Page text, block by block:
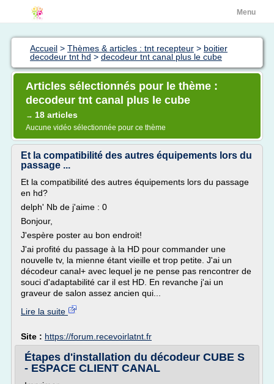
Menu
Accueil > Thèmes & articles : tnt recepteur > boitier
decodeur tnt hd > decodeur tnt canal plus le cube
Articles sélectionnés pour le thème :
decodeur tnt canal plus le cube
→ 18 articles
Aucune vidéo sélectionnée pour ce thème
Et la compatibilité des autres équipements lors du
passage ...
Et la compatibilité des autres équipements lors du passage
en hd?
delph' Nb de j'aime : 0
Bonjour,
J'espère poster au bon endroit!
J'ai profité du passage à la HD pour commander une
nouvelle tv, la mienne étant vieille et trop petite. J'ai un
décodeur canal+ avec lequel je ne pense pas rencontrer de
souci d'adaptabilité car il est HD. En revanche j'ai un
graveur de salon assez ancien qui...
Lire la suite
Site : https://forum.recevoirlatnt.fr
Étapes d'installation du décodeur CUBE S
- ESPACE CLIENT CANAL